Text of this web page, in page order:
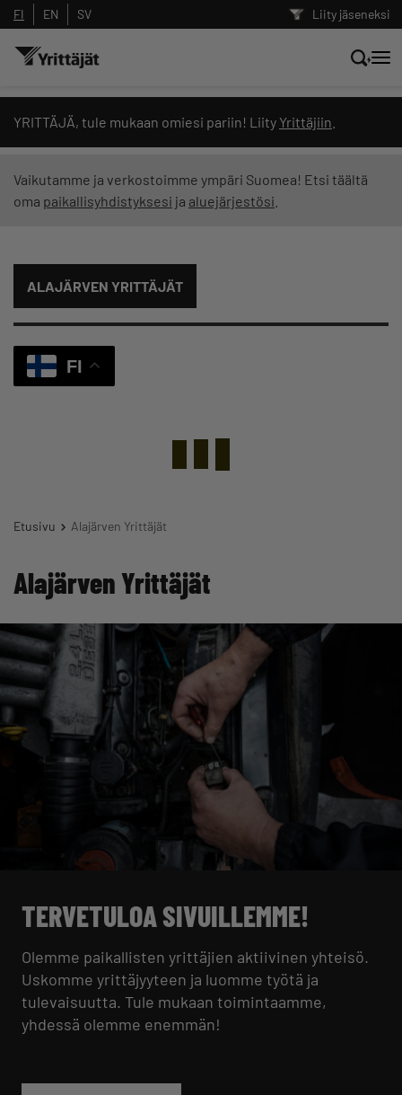
Liity jäseneksi
FI EN SV
YRITTÄJÄ, tule mukaan omiesi pariin! Liity Yrittäjiin
Vaikutamme ja verkostoimme ympäri Suomea! Etsi täältä
oma paikallisyhdistyksesi ja aluejärjestösi
ALAJÄRVEN YRITTÄJÄT
FI
Etusivu Alajärven Yrittäjät
Alajärven Yrittäjät
TERVETULOA SIVUILLEMME!
Olemme paikallisten yrittäjien aktiivinen yhteisö.
Uskomme yrittäjyyteen ja luomme työtä ja
tulevaisuutta. Tule mukaan toimintaamme,
yhdessä olemme enemmän!
Hae sivustolta tai kysy suoraan
Yrittäjien tekoälyltä
Suodata hakutuloksia: näytä kaikki sisältö